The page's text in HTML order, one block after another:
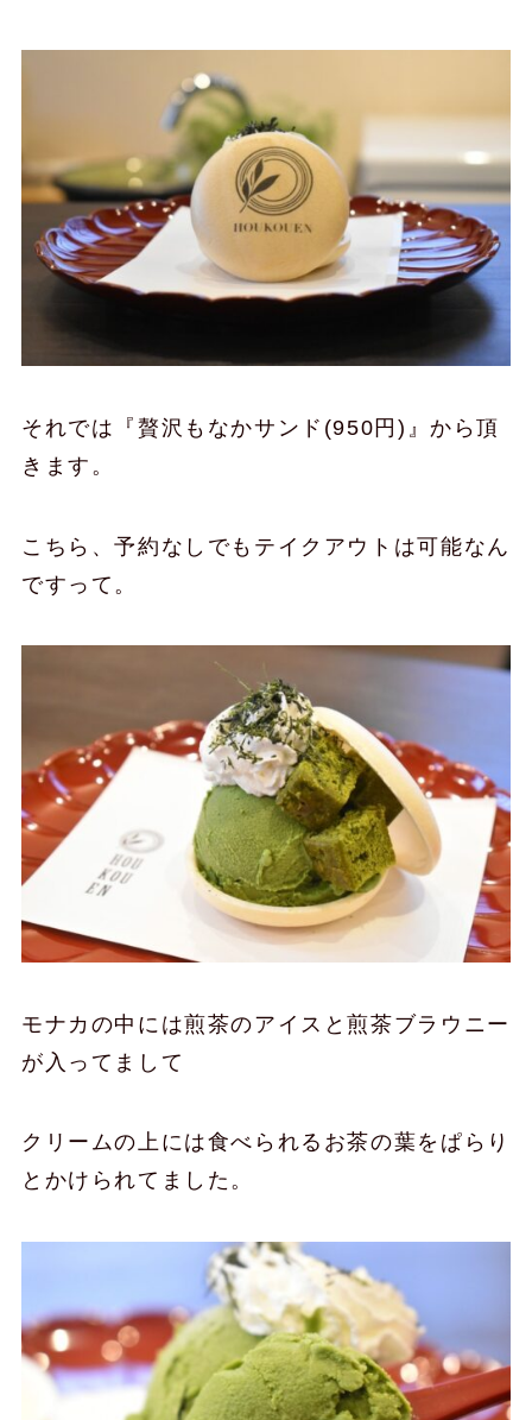
それでは『贅沢もなかサンド(950円)』から頂
きます。
こちら、予約なしでもテイクアウトは可能なん
ですって。
モナカの中には煎茶のアイスと煎茶ブラウニー
が入ってまして
クリームの上には食べられるお茶の葉をぱらり
とかけられてました。